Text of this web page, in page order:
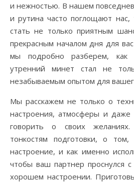
и нежностью. В нашем
и рутина часто поглощают нас,
стать не только приятным
прекрасным началом дня для
мы подробно разберем, как
утренний минет стал не
незабываемым опытом для
Мы расскажем не только о
настроения, атмосферы и даже
говорить о своих
тонкостям подготовки, о
настроение, и как именно
чтобы ваш партнер проснулся
хорошем настроении.